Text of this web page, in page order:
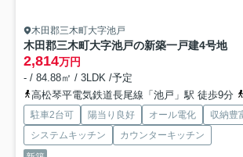
木田郡三木町大字池戸
木田郡三木町大字池戸の新築一戸建4号地
2,814万円
- / 84.88㎡ / 3LDK /予定
高松琴平電気鉄道長尾線「池戸」駅 徒歩9分
駐車2台可 陽当り良好 オール電化
収納豊
システムキッチン
カウンターキッチン